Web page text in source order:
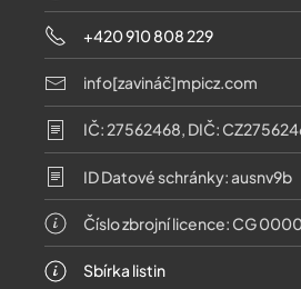
+420 910 808 229
info[zavináč]mpicz.com
IČ: 27562468, DIČ:
ID Datové schránky: ausnv9b
Číslo zbrojní licence: CG
Sbírka listin